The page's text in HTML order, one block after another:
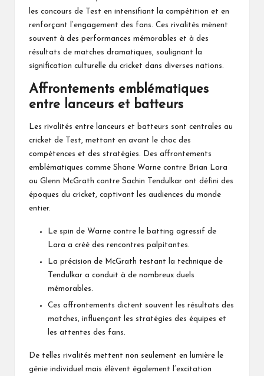
les concours de Test en intensifiant la compétition et en
renforçant l’engagement des fans. Ces rivalités mènent
souvent à des performances mémorables et à des
résultats de matches dramatiques, soulignant la
signification culturelle du cricket dans diverses nations.
Affrontements emblématiques
entre lanceurs et batteurs
Les rivalités entre lanceurs et batteurs sont centrales au
cricket de Test, mettant en avant le choc des
compétences et des stratégies. Des affrontements
emblématiques comme Shane Warne contre Brian Lara
ou Glenn McGrath contre Sachin Tendulkar ont défini des
époques du cricket, captivant les audiences du monde
entier.
Le spin de Warne contre le batting agressif de
Lara a créé des rencontres palpitantes.
La précision de McGrath testant la technique de
Tendulkar a conduit à de nombreux duels
mémorables.
Ces affrontements dictent souvent les résultats des
matches, influençant les stratégies des équipes et
les attentes des fans.
De telles rivalités mettent non seulement en lumière le
génie individuel mais élèvent également l’excitation